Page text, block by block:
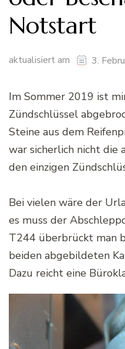
Notstart
aktualisiert am 3.
Im Sommer 2019 ist
Zündschlüssel
Steine aus dem
war sicherlich nicht die
den einzigen
Bei vielen wäre der
es muss der
T244 überbrückt man
beiden abgebildeten
Dazu reicht eine